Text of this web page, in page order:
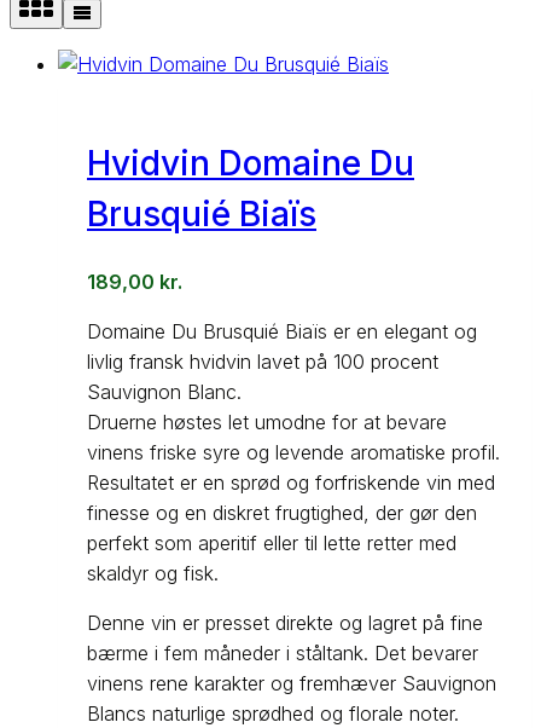
Hvidvin Domaine Du
Brusquié Biaïs
189,00 kr.
Domaine Du Brusquié Biaïs er en elegant og
livlig fransk hvidvin lavet på 100 procent
Sauvignon Blanc.
Druerne høstes let umodne for at bevare
vinens friske syre og levende aromatiske profil.
Resultatet er en sprød og forfriskende vin med
finesse og en diskret frugtighed, der gør den
perfekt som aperitif eller til lette retter med
skaldyr og fisk.
Denne vin er presset direkte og lagret på fine
bærme i fem måneder i ståltank. Det bevarer
vinens rene karakter og fremhæver Sauvignon
Blancs naturlige sprødhed og florale noter.